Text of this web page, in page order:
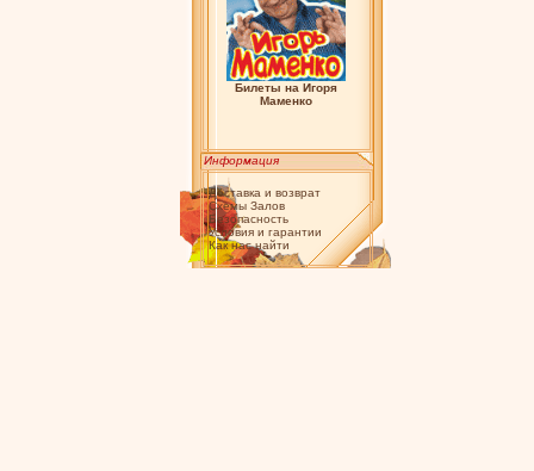
Билеты на Игоря
Маменко
Информация
Доставка и возврат
Схемы Залов
Безопасность
Условия и гарантии
Как нас найти